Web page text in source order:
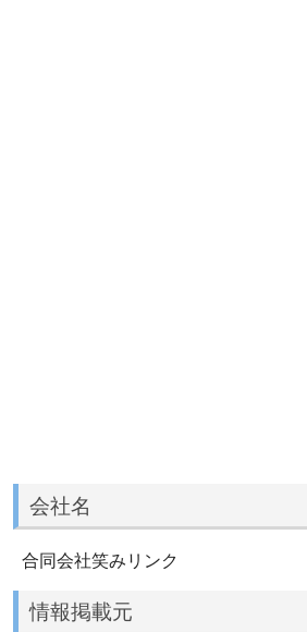
会社名
合同会社笑みリンク
情報掲載元